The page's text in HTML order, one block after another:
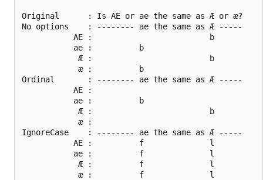
Original      : Is AE or ae the same as Æ or æ?
No options    : -------- ae the same as Æ -----
           AE :                         b
           ae :          b
            Æ :                         b
            æ :          b
Ordinal       : -------- ae the same as Æ -----
           AE :
           ae :          b
            Æ :                         b
            æ :
IgnoreCase    : -------- ae the same as Æ -----
           AE :          f              l
           ae :          f              l
            Æ :          f              l
            æ :          f              l